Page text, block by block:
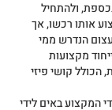
ולהתחיל
אותו רכשו, אך
הנדרש ממי
מקצועות
הכולל קושי פיזי
המקצוע באים לידי